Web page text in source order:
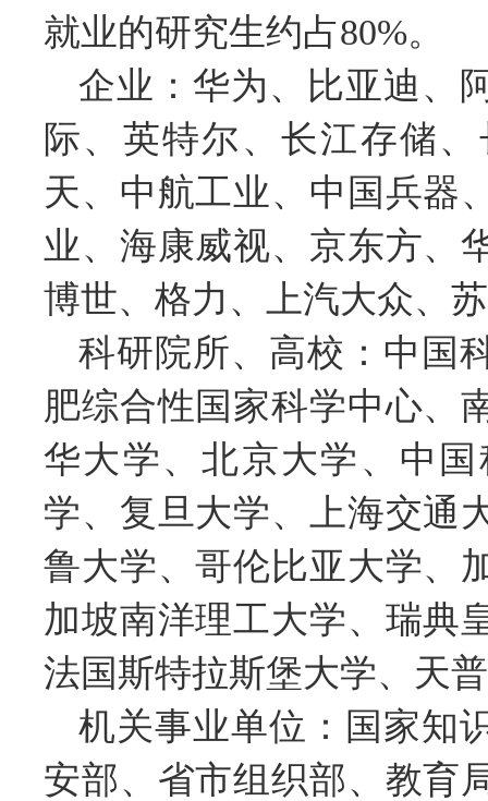
就业的研究生约占80%。
企业：华为、比亚迪、
际、英特尔、长江存储
天、中航工业、中国兵器
业、海康威视、京东方、
博世、格力、上汽大众、
科研院所、高校：中国
肥综合性国家科学中心、
华大学、北京大学、中
学、复旦大学、上海交通
鲁大学、哥伦比亚大学、
加坡南洋理工大学、瑞典
法国斯特拉斯堡大学、天
机关事业单位：国家知
安部、省市组织部、教育